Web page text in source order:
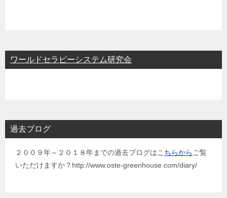
ワールドセラピーシステム研究会
過去ブログ
２００９年～２０１８年までの過去ブログはこ ちらから ご覧
いただけますか？http://www.oste-greenhouse.com/diary/